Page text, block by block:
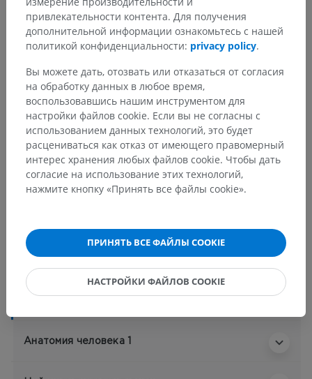
Анатомическая иерархия
Анатомия человека 2
Человеческое тело> Systemata integrantia>
Нервная система>
Центральная нервная система> Спинной мозг
Центральное промежуточное вещество>
Заднее грудное ядро; дорсальное ядро
Основные структуры:Нет анатомических терминов,
относящихся к этой части тела
Анатомия человека 1
привлекательности контента. Для получения
дополнительной информации ознакомьтесь с нашей
политикой конфиденциальности: privacy policy.
Вы можете дать, отозвать или отказаться от согласия
на обработку данных в любое время,
воспользовавшись нашим инструментом для
настройки файлов cookie. Если вы не согласны с
использованием данных технологий, это будет
расцениваться как отказ от имеющего правомерный
интерес хранения любых файлов cookie. Чтобы дать
согласие на использование этих технологий,
нажмите кнопку «Принять все файлы cookie».
ПРИНЯТЬ ВСЕ ФАЙЛЫ COOKIE
НАСТРОЙКИ ФАЙЛОВ COOKIE